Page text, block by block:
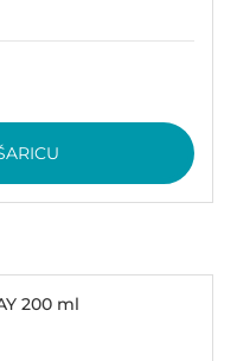
200 ml